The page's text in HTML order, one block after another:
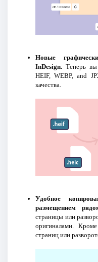
Новые
InDesign.Теперь вы
HEIF, WEBP, and
качества.
Удобное
размещением
страницы или
оригиналами.
страниц или